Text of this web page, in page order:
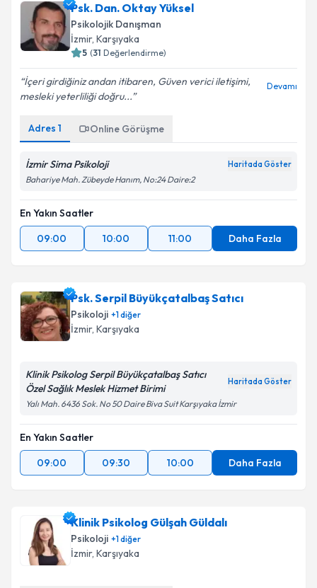
Psk. Dan. Oktay Yüksel
Psikolojik Danışman
İzmir, Karşıyaka
5 (31 Değerlendirme)
İçeri girdiğiniz andan itibaren, Güven verici iletişimi,
mesleki yeterliliği doğru...
Devamı
Adres 1 Online Görüşme
İzmir Sima Psikoloji Haritada Göster
Bahariye Mah. Zübeyde Hanım, No:24 Daire:2
En Yakın Saatler
09:00
10:00 11:00 Daha Fazla
Psk. Serpil Büyükçatalbaş Satıcı
Psikoloji +1diğer
İzmir, Karşıyaka
Klinik Psikolog Serpil Büyükçatalbaş Satıcı
Özel Sağlık Meslek Hizmet Birimi
Haritada Göster
Yalı Mah. 6436 Sok. No 50 Daire Biva Suit Karşıyaka İzmir
En Yakın Saatler
09:00
09:30 10:00 Daha Fazla
Klinik Psikolog Gülşah Güldalı
Psikoloji +1diğer
İzmir, Karşıyaka